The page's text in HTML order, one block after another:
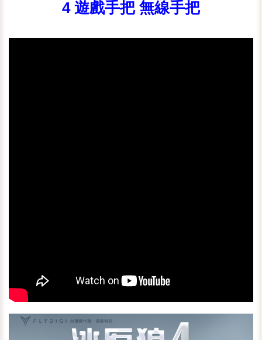
4 遊戲手把 無線手把